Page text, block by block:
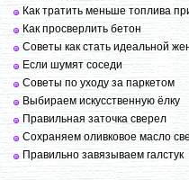
Как тратить меньше топлива
Как просверлить бетон
Советы как стать идеальной
Если шумят соседи
Советы по уходу за паркетом
Выбираем искусственную ёлку
Правильная заточка сверел
Сохраняем оливковое масло
Правильно завязываем галстук